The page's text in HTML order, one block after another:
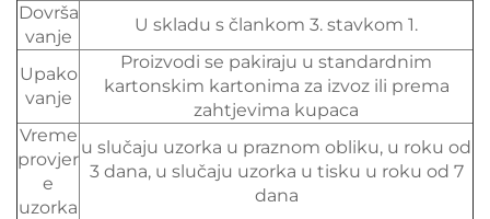
Dovrša
vanje
U skladu s člankom 3. stavkom 1.
Upako
vanje
Proizvodi se pakiraju u standardnim
kartonskim kartonima za izvoz ili prema
zahtjevima kupaca
Vreme
provjer
e
uzorka
u slučaju uzorka u praznom obliku, u roku od
3 dana, u slučaju uzorka u tisku u roku od 7
dana